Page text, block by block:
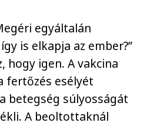
egyáltalán
is elkapja az ember?”
hogy igen. A vakcina
fertőzés esélyét
betegség súlyosságát
A beoltottaknál